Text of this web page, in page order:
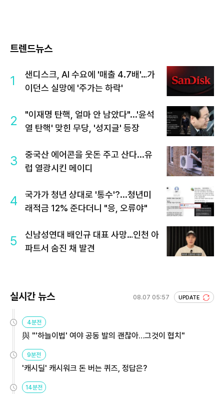
트렌드뉴스
1
샌디스크, AI 수요에 '매출 4.7배'…가
이던스 실망에 '주가는 하락'
2
"이재명 탄핵, 얼마 안 남았다"...'윤석
열 탄핵' 맞힌 무당, '성지글' 등장
3
중국산 에어콘을 웃돈 주고 산다...유
럽 열광시킨 메이디
4
국가가 청년 상대로 '통수'?...청년미
래적금 12% 준다더니 "응, 오류야"
5
신남성연대 배인규 대표 사망…인천 아
파트서 숨진 채 발견
실시간 뉴스 08.07 05:57 UPDATE
4분전
與 "'하늘이법' 여야 공동 발의 괜찮아…그것이 협치"
9분전
'캐시딜' 캐시워크 돈 버는 퀴즈, 정답은?
14분전